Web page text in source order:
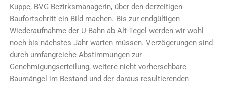
Kuppe, BVG Bezirksmanagerin, über den derzeitigen
Baufortschritt ein Bild machen. Bis zur endgültigen
Wiederaufnahme der U-Bahn ab Alt-Tegel werden wir wohl
noch bis nächstes Jahr warten müssen. Verzögerungen sind
durch umfangreiche Abstimmungen zur
Genehmigungserteilung, weitere nicht vorhersehbare
Baumängel im Bestand und der daraus resultierenden